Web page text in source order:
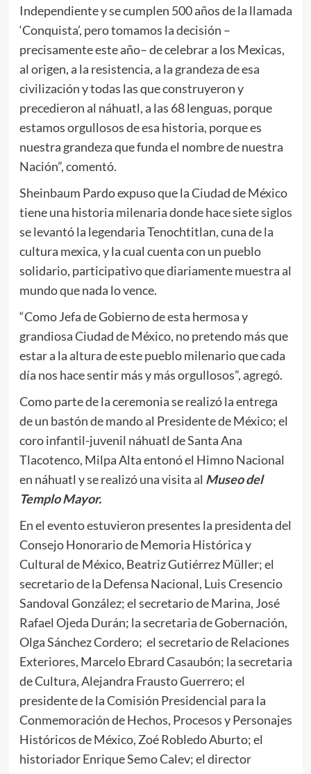
Independiente y se cumplen 500 años de la llamada
‘Conquista’, pero tomamos la decisión –
precisamente este año– de celebrar a los Mexicas,
al origen, a la resistencia, a la grandeza de esa
civilización y todas las que construyeron y
precedieron al náhuatl, a las 68 lenguas, porque
estamos orgullosos de esa historia, porque es
nuestra grandeza que funda el nombre de nuestra
Nación”, comentó.
Sheinbaum Pardo expuso que la Ciudad de México
tiene una historia milenaria donde hace siete siglos
se levantó la legendaria Tenochtitlan, cuna de la
cultura mexica, y la cual cuenta con un pueblo
solidario, participativo que diariamente muestra al
mundo que nada lo vence.
“Como Jefa de Gobierno de esta hermosa y
grandiosa Ciudad de México, no pretendo más que
estar a la altura de este pueblo milenario que cada
día nos hace sentir más y más orgullosos”, agregó.
Como parte de la ceremonia se realizó la entrega
de un bastón de mando al Presidente de México; el
coro infantil-juvenil náhuatl de Santa Ana
Tlacotenco, Milpa Alta entonó el Himno Nacional
en náhuatl y se realizó una visita al Museo del
Templo Mayor.
En el evento estuvieron presentes la presidenta del
Consejo Honorario de Memoria Histórica y
Cultural de México, Beatriz Gutiérrez Müller; el
secretario de la Defensa Nacional, Luis Cresencio
Sandoval González; el secretario de Marina, José
Rafael Ojeda Durán; la secretaria de Gobernación,
Olga Sánchez Cordero; el secretario de Relaciones
Exteriores, Marcelo Ebrard Casaubón; la secretaria
de Cultura, Alejandra Frausto Guerrero; el
presidente de la Comisión Presidencial para la
Conmemoración de Hechos, Procesos y Personajes
Históricos de México, Zoé Robledo Aburto; el
historiador Enrique Semo Calev; el director